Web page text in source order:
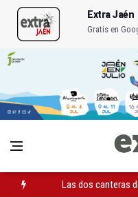
Extra Jaén
Gratis en
Las dos canteras